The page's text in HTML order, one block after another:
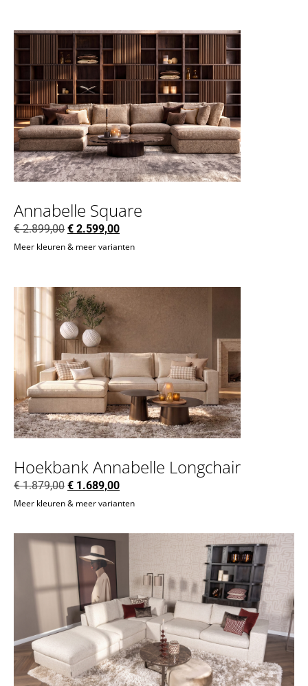
Annabelle Square
€2.899,00 € 2.599,00
Meer kleuren & meer varianten
Hoekbank Annabelle Longchair
€1.879,00 € 1.689,00
Meer kleuren & meer varianten